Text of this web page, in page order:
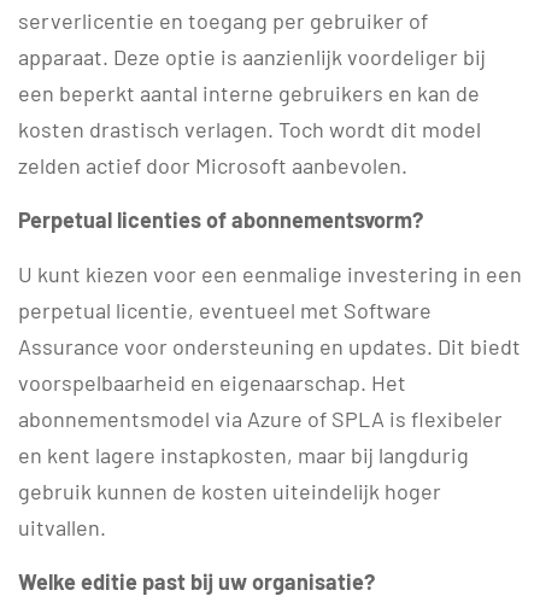
serverlicentie en toegang per gebruiker of
apparaat. Deze optie is aanzienlijk voordeliger bij
een beperkt aantal interne gebruikers en kan de
kosten drastisch verlagen. Toch wordt dit model
zelden actief door Microsoft aanbevolen.
Perpetual licenties of abonnementsvorm?
U kunt kiezen voor een eenmalige investering in een
perpetual licentie, eventueel met Software
Assurance voor ondersteuning en updates. Dit biedt
voorspelbaarheid en eigenaarschap. Het
abonnementsmodel via Azure of SPLA is flexibeler
en kent lagere instapkosten, maar bij langdurig
gebruik kunnen de kosten uiteindelijk hoger
uitvallen.
Welke editie past bij uw organisatie?